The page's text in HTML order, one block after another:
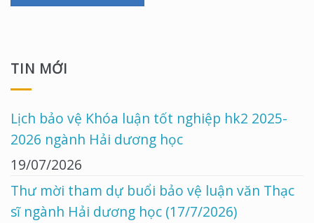
TIN MỚI
Lịch bảo vệ Khóa luận tốt nghiệp hk2 2025-
2026 ngành Hải dương học
19/07/2026
Thư mời tham dự buổi bảo vệ luận văn Thạc
sĩ ngành Hải dương học (17/7/2026)